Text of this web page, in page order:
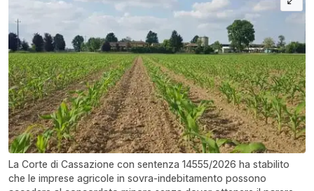
La Corte di Cassazione con sentenza 14555/2026 ha stabilito
che le imprese agricole in sovra-indebitamento possono